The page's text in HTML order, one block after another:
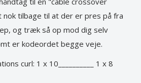
tilbage til at der er pres på fra
og træk så op mod dig selv
er kodeordet begge veje.
curl: 1 x 10__________ 1 x 8